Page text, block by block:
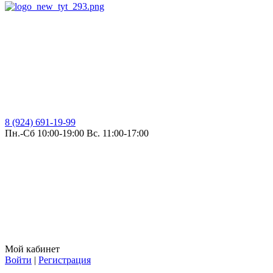
8 (924) 691-19-99
Пн.-Сб 10:00-19:00 Вс. 11:00-17:00
Мой кабинет
Войти | Регистрация